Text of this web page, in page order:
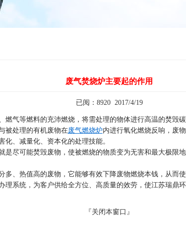
废气焚烧炉主要起的作用
已阅：8920 2017/4/19
燃气等燃料的充沛燃烧，将需处理的物体进行高温的焚毁
被处理的有机废物在废气燃烧炉内进行氧化燃烧反响，废
、减量化、资本化的处理技能。
是尽可能焚毁废物，使被燃烧的物质变为无害和最大极限
多、热值高的废物，它能够有效下降废物燃烧本钱，从而
理系统，为客户供给全方位、高质量的效劳，使江苏瑞鼎
『 关闭本窗口 』